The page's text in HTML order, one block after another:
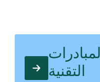
التقنية